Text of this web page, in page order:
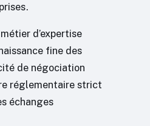
d’expertise
fine des
de négociation
réglementaire strict
échanges